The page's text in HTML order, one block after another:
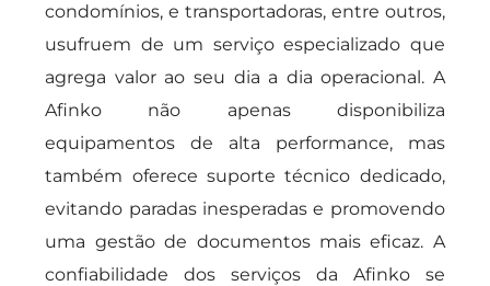
condomínios, e transportadoras, entre outros,
usufruem de um serviço especializado que
agrega valor ao seu dia a dia operacional. A
Afinko não apenas disponibiliza
equipamentos de alta performance, mas
também oferece suporte técnico dedicado,
evitando paradas inesperadas e promovendo
uma gestão de documentos mais eficaz. A
confiabilidade dos serviços da Afinko se